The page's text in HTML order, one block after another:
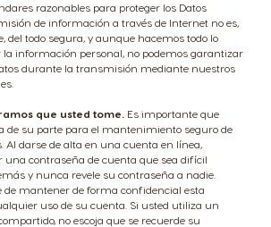
razonables para proteger los Datos
de información a través de Internet no es,
del todo segura, y aunque hacemos todo lo
la información personal, no podemos garantizar
durante la transmisión mediante nuestros
que usted tome. Es importante que
de su parte para el mantenimiento seguro de
Al darse de alta en una cuenta en línea,
una contraseña de cuenta que sea difícil
y nunca revele su contraseña a nadie.
de mantener de forma confidencial esta
uso de su cuenta. Si usted utiliza un
no escoja que se recuerde su
Malta
Maltese
Netherland
Dutch